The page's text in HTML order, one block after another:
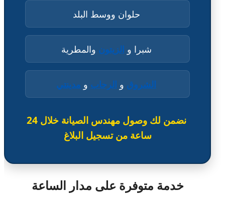
حلوان ووسط البلد
شبرا و الزيتون والمطرية
الشروق و الرحاب و مدينتي
نضمن لك وصول مهندس الصيانة خلال 24
ساعة من تسجيل البلاغ
خدمة متوفرة على مدار الساعة